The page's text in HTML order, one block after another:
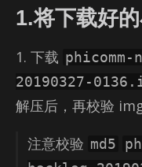
1.将下载好
1. 下载
20190327-
解压后，再校验
注意校验 md5